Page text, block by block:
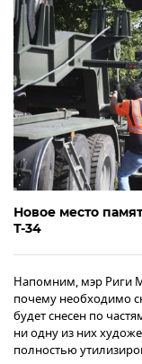
Новое место
Т-34
Напомним, мэр Риги
почему необходимо
будет снесен по
ни одну из них
полностью